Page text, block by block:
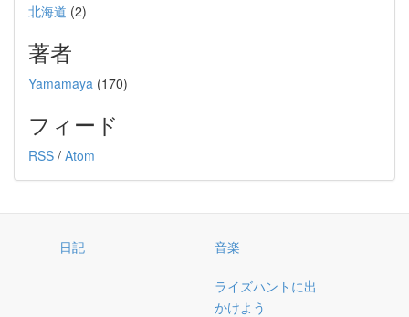
北海道 (2)
著者
Yamamaya (170)
フィード
RSS / Atom
日記 音楽
ライズハントに出
かけよう